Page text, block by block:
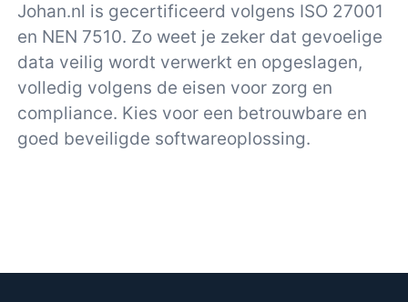
Johan.nl is gecertificeerd volgens ISO 27001
en NEN 7510. Zo weet je zeker dat gevoelige
data veilig wordt verwerkt en opgeslagen,
volledig volgens de eisen voor zorg en
compliance. Kies voor een betrouwbare en
goed beveiligde softwareoplossing.